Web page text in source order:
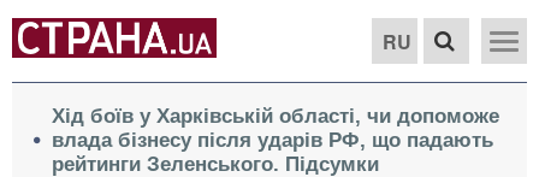
RU
Хід боїв у Харківській області, чи допоможе
влада бізнесу після ударів РФ, що падають
рейтинги Зеленського. Підсумки